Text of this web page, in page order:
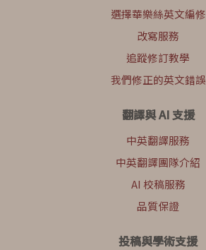
選擇華樂絲英文編修
改寫服務
追蹤修訂教學
我們修正的英文錯誤
翻譯與 AI 支援
中英翻譯服務
中英翻譯團隊介紹
AI 校稿服務
品質保證
投稿與學術支援